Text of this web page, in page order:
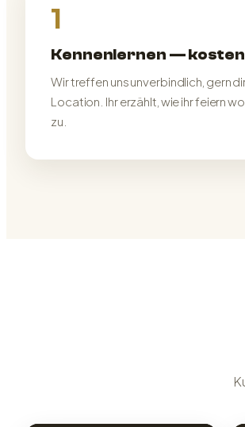
1
Kennenlernen —
Wir treffen uns unverbindlich, gern
Location. Ihr erzählt, wie ihr feiern
zu.